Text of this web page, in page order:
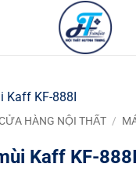
HÀNG NỘI THẤT /
Kaff KF-888I